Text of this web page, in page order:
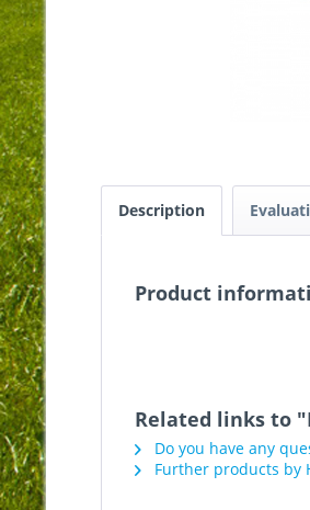
Description
Product
Related links to
Do you have any
Further products by